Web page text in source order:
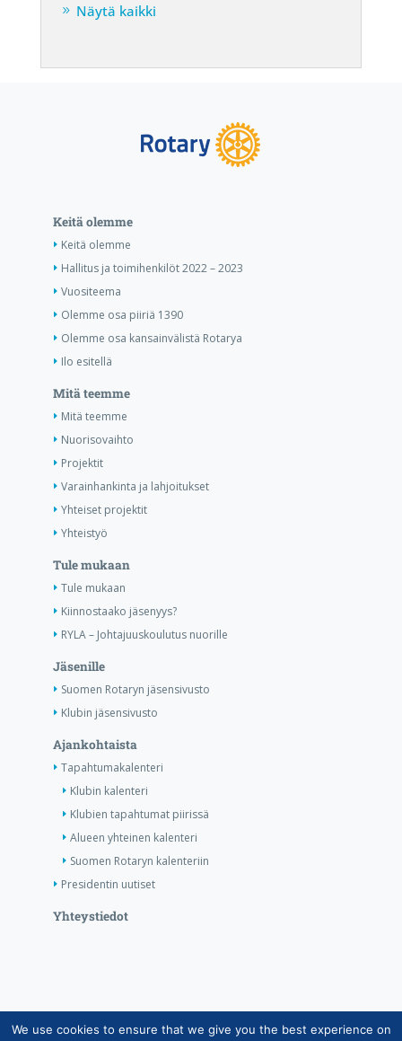
Näytä kaikki
Keitä olemme
Keitä olemme
Hallitus ja toimihenkilöt 2022 – 2023
Vuositeema
Olemme osa piiriä 1390
Olemme osa kansainvälistä Rotarya
Ilo esitellä
Mitä teemme
Mitä teemme
Nuorisovaihto
Projektit
Varainhankinta ja lahjoitukset
Yhteiset projektit
Yhteistyö
Tule mukaan
Tule mukaan
Kiinnostaako jäsenyys?
RYLA – Johtajuuskoulutus nuorille
Jäsenille
Suomen Rotaryn jäsensivusto
Klubin jäsensivusto
Ajankohtaista
Tapahtumakalenteri
Klubin kalenteri
Klubien tapahtumat piirissä
Alueen yhteinen kalenteri
Suomen Rotaryn kalenteriin
Presidentin uutiset
Yhteystiedot
Copyright © Suomen Rotarypalvelu ry 2026 |
We use cookies to ensure that we give you the best experience on